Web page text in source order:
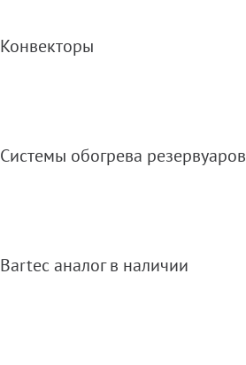
Конвекторы
Системы обогрева резервуаров
Bartec аналог в наличии